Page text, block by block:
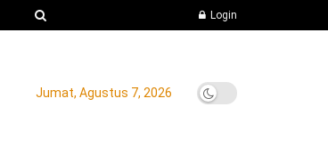
Login
Jumat, Agustus 7, 2026